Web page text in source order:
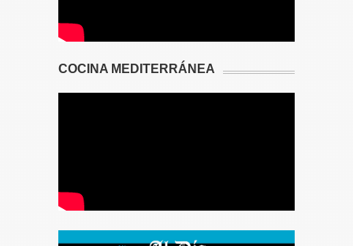
COCINA MEDITERRÁNEA